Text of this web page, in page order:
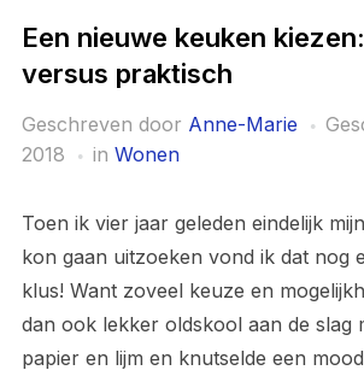
Een nieuwe keuken
versus praktisch
Geschreven door Anne-Marie
2018
in Wonen
Toen ik vier jaar geleden eindelijk
kon gaan uitzoeken vond ik dat nog
klus! Want zoveel keuze en
dan ook lekker oldskool aan de slag
papier en lijm en knutselde een